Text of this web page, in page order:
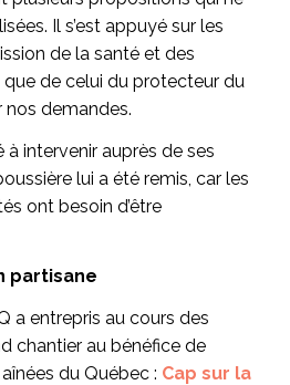
Il s’est appuyé sur les
de la santé et des
que de celui du protecteur du
demandes.
intervenir auprès de ses
lui a été remis, car les
ont besoin d’être
partisane
a entrepris au cours des
chantier au bénéfice de
du Québec : Cap sur la